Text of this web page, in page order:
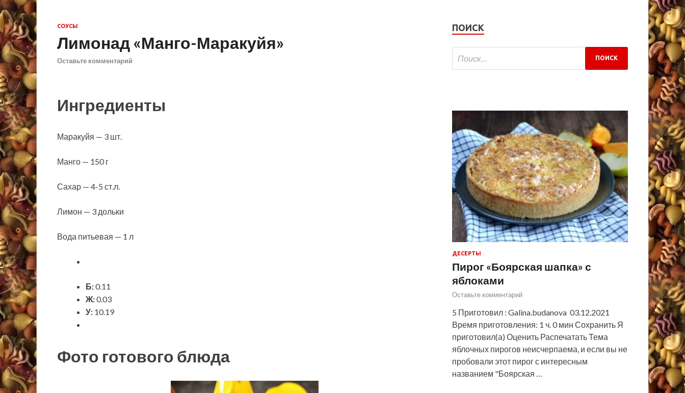
СОУСЫ
Лимонад «Манго-Маракуйя»
Оставьте комментарий
Ингредиенты
Маракуйя — 3 шт.
Манго — 150 г
Сахар — 4-5 ст.л.
Лимон — 3 дольки
Вода питьевая — 1 л
Б:0.11
Ж:0.03
У: 10.19
Фото готового блюда
ПОИСК
ДЕСЕРТЫ
Пирог «Боярская шапка» с
яблоками
Оставьте комментарий
5 Приготовил : Galina.budanova 03.12.2021
Время приготовления: 1 ч. 0 мин Сохранить Я
приготовил(а) Оценить Распечатать Тема
яблочных пирогов неисчерпаема, и если вы не
пробовали этот пирог с интересным
названием "Боярская …